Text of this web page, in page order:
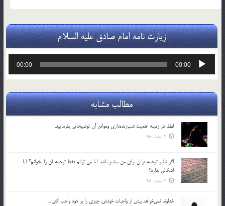
زیارت نامه امام صادق علیه السلام
پخش‌کننده
00:00
00:00
مطالب مشابه
لطفا در زمينه اهميت شب‌زنده‌داري وموانع آن توضيحاتي بفرماييد.
2 اسفند 96
اگر تأثير ترجمه قرآن براي من بيشتر باشد آيا مي توانم فقط ترجمه آن را بخوانم؟ آيا
اشكالي ندارد؟
2 اسفند 96
خداوند نمي‌خواهد بيش از واجبات خودش، چيزي را بر خود واجب كني…